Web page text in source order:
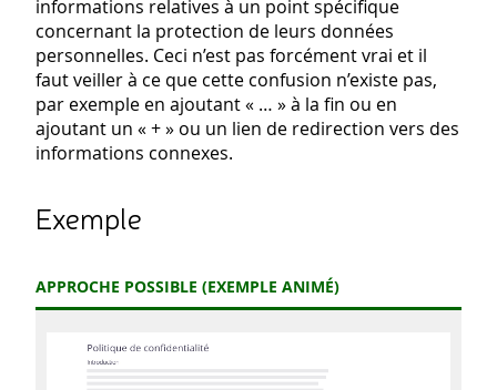
informations relatives à un point spécifique
concernant la protection de leurs données
personnelles. Ceci n’est pas forcément vrai et il
faut veiller à ce que cette confusion n’existe pas,
par exemple en ajoutant « … » à la fin ou en
ajoutant un « + » ou un lien de redirection vers des
informations connexes.
Exemple
APPROCHE POSSIBLE (EXEMPLE ANIMÉ)